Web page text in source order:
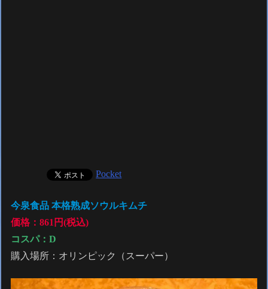
Pocket
今泉食品 本格熟成ソウルキムチ
価格：861円(税込)
コスパ：D
購入場所：オリンピック（スーパー）